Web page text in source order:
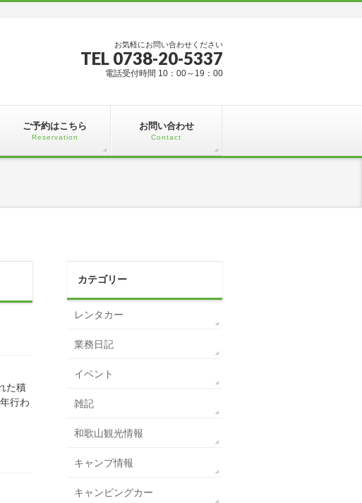
お気軽にお問い合わせください
TEL 0738-20-5337
電話受付時間 10：00～19：00
ご予約はこちら
Reservation
お問い合わせ
Contact
た積
行わ
カテゴリー
レンタカー
業務日記
イベント
雑記
和歌山観光情報
キャンプ情報
キャンピングカー